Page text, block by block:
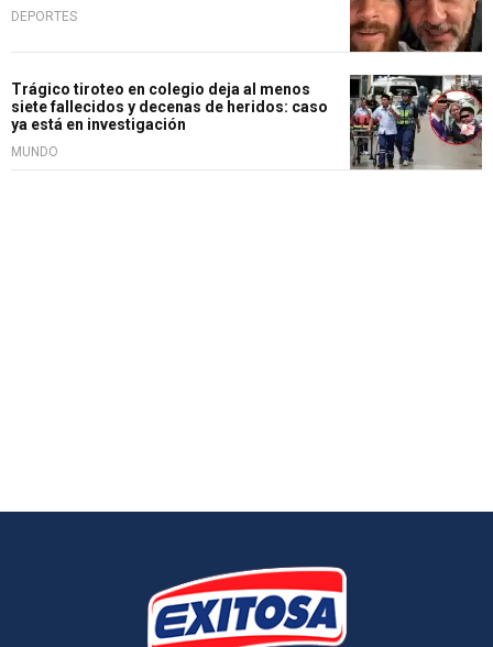
DEPORTES
Trágico tiroteo en colegio deja al menos
siete fallecidos y decenas de heridos: caso
ya está en investigación
MUNDO